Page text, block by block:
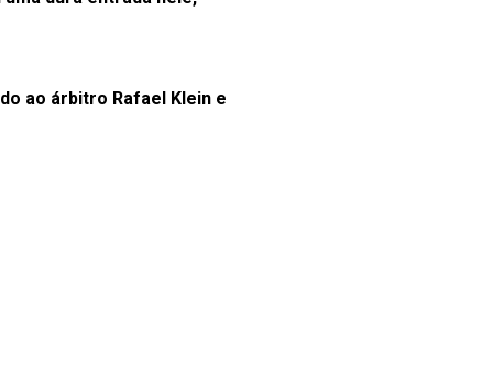
ao árbitro Rafael Klein e